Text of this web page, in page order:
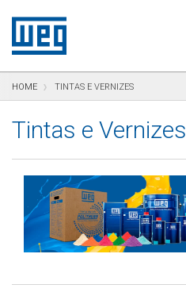
HOME TINTAS E VERNIZES
Tintas e Vernizes